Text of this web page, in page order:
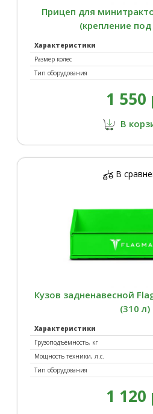
Прицеп для
(крепление
Характеристики
Размер колес
Тип оборудования
1 550
В
В
Кузов задненавесной
(310 л)
Характеристики
Грузоподъемность, кг
Мощность техники, л.с.
Тип оборудования
1 120